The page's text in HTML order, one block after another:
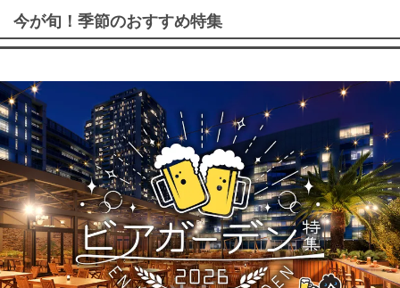
今が旬！季節のおすすめ特集